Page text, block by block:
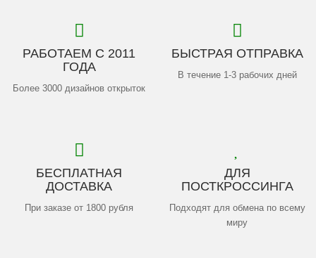
РАБОТАЕМ С 2011
ГОДА
Более 3000 дизайнов открыток
БЫСТРАЯ ОТПРАВКА
В течение 1-3 рабочих дней
БЕСПЛАТНАЯ
ДОСТАВКА
При заказе от 1800 рубля
ДЛЯ
ПОСТКРОССИНГА
Подходят для обмена по всему
миру